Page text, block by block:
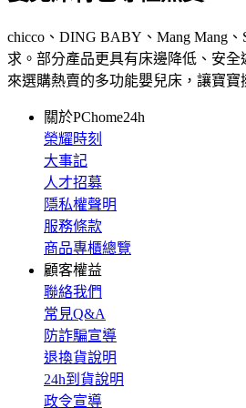
chicco、DING BABY、Mang Mang
求。部分產品更具有床邊降低、安
來選購熱賣的多功能嬰兒床，讓寶
關於PChome24h
榮耀時刻
大事記
人才招募
隱私權聲明
服務條款
商品專櫃總覽
顧客權益
聯絡我們
常見Q&A
防詐騙宣導
退換貨說明
24h到貨說明
政令宣導